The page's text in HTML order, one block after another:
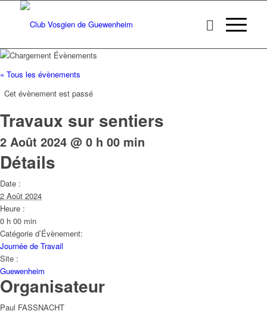
« Tous les évènements
Cet évènement est passé
Travaux sur sentiers
2 Août 2024 @ 0 h 00 min
Détails
Date :
2 Août 2024
Heure :
0 h 00 min
Catégorie d’Évènement:
Journée de Travail
Site :
Guewenheim
Organisateur
Paul FASSNACHT